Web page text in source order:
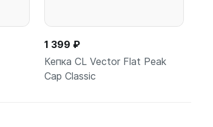
1 399 ₽
Кепка CL Vector Flat Peak
Cap Сlassic